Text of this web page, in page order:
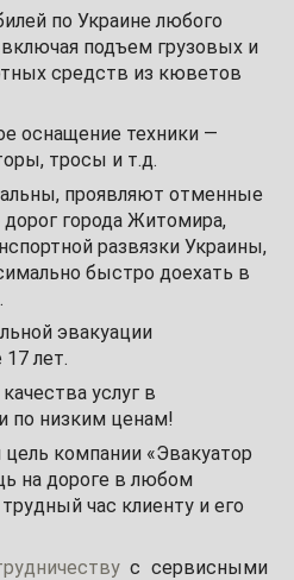
по Украине любого
подъем грузовых и
средств из кюветов
оснащение техники —
тросы и т.д.
проявляют отменные
дорог города Житомира,
развязки Украины,
быстро доехать в
эвакуации
лет.
услуг в
по низким ценам!
цель компании «Эвакуатор
на дороге в любом
час клиенту и его
с сервисными